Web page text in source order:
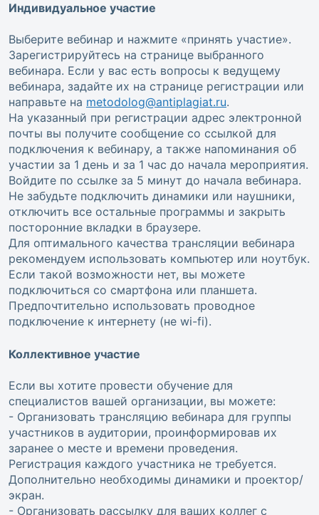
Индивидуальное участие
Выберите вебинар и нажмите «принять участие».
Зарегистрируйтесь на странице выбранного
вебинара. Если у вас есть вопросы к ведущему
вебинара, задайте их на странице регистрации или
направьте на metodolog@antiplagiat.ru.
На указанный при регистрации адрес электронной
почты вы получите сообщение со ссылкой для
подключения к вебинару, а также напоминания об
участии за 1 день и за 1 час до начала мероприятия.
Войдите по ссылке за 5 минут до начала вебинара.
Не забудьте подключить динамики или наушники,
отключить все остальные программы и закрыть
посторонние вкладки в браузере.
Для оптимального качества трансляции вебинара
рекомендуем использовать компьютер или ноутбук.
Если такой возможности нет, вы можете
подключиться со смартфона или планшета.
Предпочтительно использовать проводное
подключение к интернету (не wi-fi).
Коллективное участие
Если вы хотите провести обучение для
специалистов вашей организации, вы можете:
- Организовать трансляцию вебинара для группы
участников в аудитории, проинформировав их
заранее о месте и времени проведения.
Регистрация каждого участника не требуется.
Дополнительно необходимы динамики и проектор/
экран.
- Организовать рассылку для ваших коллег с